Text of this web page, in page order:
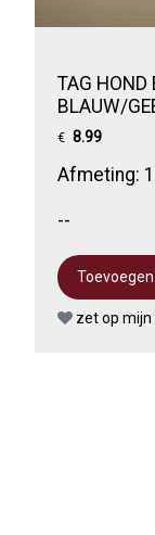
TAG HOND
BLAUW/
€ 8.99
Afmeting:
--
zet op mijn